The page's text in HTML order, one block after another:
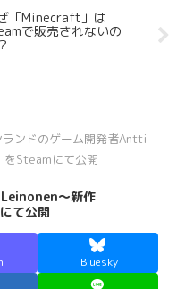
「Minecraft」は
で販売されないの 「
な
ランドのゲーム開発者Antti
をSteamにて公開
～新作
て公開
Bluesky